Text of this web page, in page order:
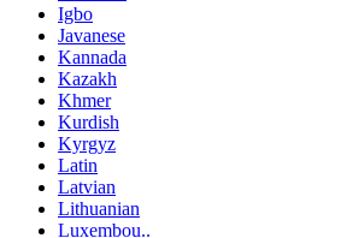
Igbo
Javanese
Kannada
Kazakh
Khmer
Kurdish
Kyrgyz
Latin
Latvian
Lithuanian
Luxembou..